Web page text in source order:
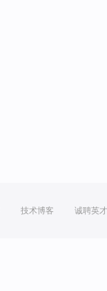
技术博客 诚聘英才